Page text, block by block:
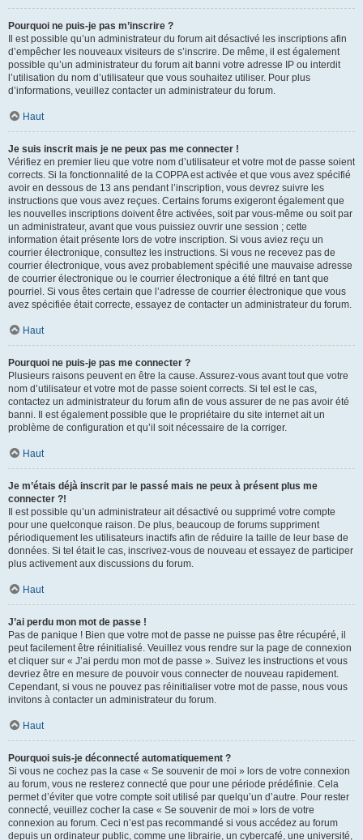
Pourquoi ne puis-je pas m’inscrire ?
Il est possible qu’un administrateur du forum ait désactivé les inscriptions afin
d’empêcher les nouveaux visiteurs de s’inscrire. De même, il est également
possible qu’un administrateur du forum ait banni votre adresse IP ou interdit
l’utilisation du nom d’utilisateur que vous souhaitez utiliser. Pour plus
d’informations, veuillez contacter un administrateur du forum.
Haut
Je suis inscrit mais je ne peux pas me connecter !
Vérifiez en premier lieu que votre nom d’utilisateur et votre mot de passe soient
corrects. Si la fonctionnalité de la COPPA est activée et que vous avez spécifié
avoir en dessous de 13 ans pendant l’inscription, vous devrez suivre les
instructions que vous avez reçues. Certains forums exigeront également que
les nouvelles inscriptions doivent être activées, soit par vous-même ou soit par
un administrateur, avant que vous puissiez ouvrir une session ; cette
information était présente lors de votre inscription. Si vous aviez reçu un
courrier électronique, consultez les instructions. Si vous ne recevez pas de
courrier électronique, vous avez probablement spécifié une mauvaise adresse
de courrier électronique ou le courrier électronique a été filtré en tant que
pourriel. Si vous êtes certain que l’adresse de courrier électronique que vous
avez spécifiée était correcte, essayez de contacter un administrateur du forum.
Haut
Pourquoi ne puis-je pas me connecter ?
Plusieurs raisons peuvent en être la cause. Assurez-vous avant tout que votre
nom d’utilisateur et votre mot de passe soient corrects. Si tel est le cas,
contactez un administrateur du forum afin de vous assurer de ne pas avoir été
banni. Il est également possible que le propriétaire du site internet ait un
problème de configuration et qu’il soit nécessaire de la corriger.
Haut
Je m’étais déjà inscrit par le passé mais ne peux à présent plus me
connecter ?!
Il est possible qu’un administrateur ait désactivé ou supprimé votre compte
pour une quelconque raison. De plus, beaucoup de forums suppriment
périodiquement les utilisateurs inactifs afin de réduire la taille de leur base de
données. Si tel était le cas, inscrivez-vous de nouveau et essayez de participer
plus activement aux discussions du forum.
Haut
J’ai perdu mon mot de passe !
Pas de panique ! Bien que votre mot de passe ne puisse pas être récupéré, il
peut facilement être réinitialisé. Veuillez vous rendre sur la page de connexion
et cliquer sur « J’ai perdu mon mot de passe ». Suivez les instructions et vous
devriez être en mesure de pouvoir vous connecter de nouveau rapidement.
Cependant, si vous ne pouvez pas réinitialiser votre mot de passe, nous vous
invitons à contacter un administrateur du forum.
Haut
Pourquoi suis-je déconnecté automatiquement ?
Si vous ne cochez pas la case « Se souvenir de moi » lors de votre connexion
au forum, vous ne resterez connecté que pour une période prédéfinie. Cela
permet d’éviter que votre compte soit utilisé par quelqu’un d’autre. Pour rester
connecté, veuillez cocher la case « Se souvenir de moi » lors de votre
connexion au forum. Ceci n’est pas recommandé si vous accédez au forum
depuis un ordinateur public, comme une librairie, un cybercafé, une université,